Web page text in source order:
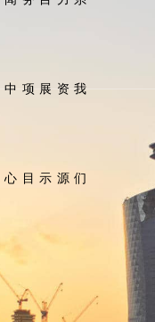
中
心
项
目
展
示
资
源
我
们